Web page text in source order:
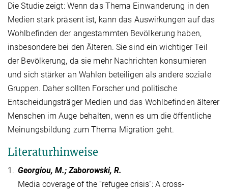
Die Studie zeigt: Wenn das Thema Einwanderung in den
Medien stark präsent ist, kann das Auswirkungen auf das
Wohlbefinden der angestammten Bevölkerung haben,
insbesondere bei den Älteren. Sie sind ein wichtiger Teil
der Bevölkerung, da sie mehr Nachrichten konsumieren
und sich stärker an Wahlen beteiligen als andere soziale
Gruppen. Daher sollten Forscher und politische
Entscheidungsträger Medien und das Wohlbefinden älterer
Menschen im Auge behalten, wenn es um die öffentliche
Meinungsbildung zum Thema Migration geht.
Literaturhinweise
1. Georgiou, M.; Zaborowski, R.
Media coverage of the “refugee crisis”: A cross-